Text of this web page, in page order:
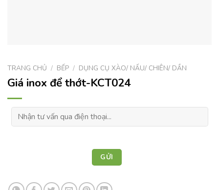
TRANG CHỦ / BẾP / DỤNG CỤ XÀO/ NẤU/ CHIÊN/ DẦN
Giá inox để thớt-KCT024